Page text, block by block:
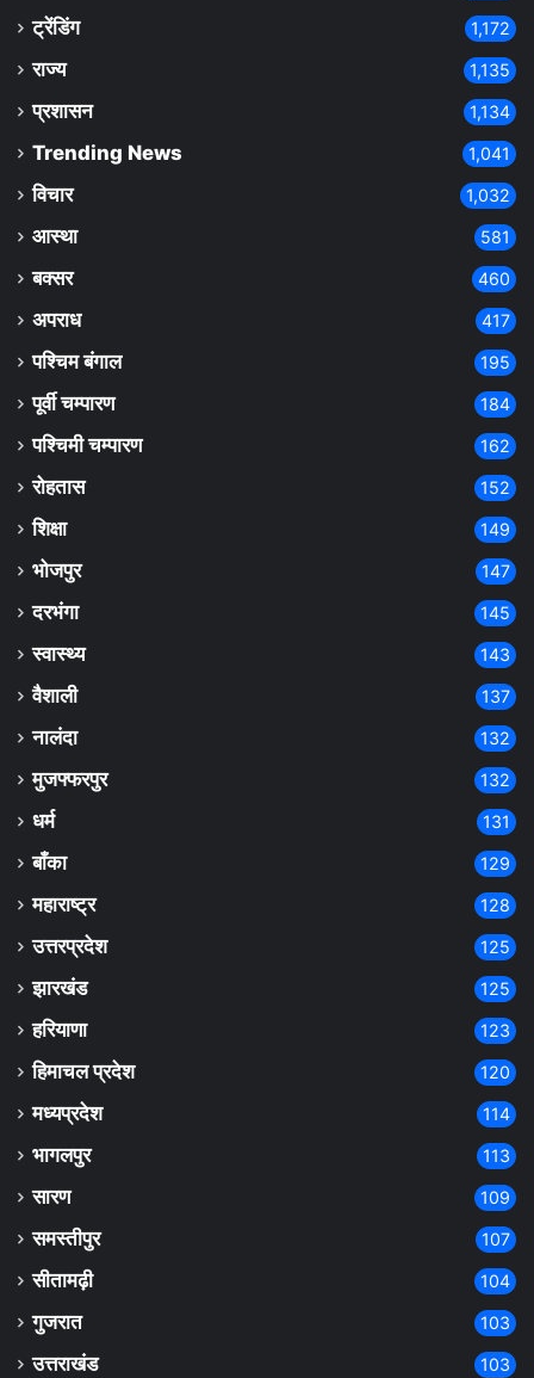
ट्रेंडिंग 1,172
राज्य 1,135
प्रशासन 1,134
Trending News 1,041
विचार 1,032
आस्था 581
बक्सर 460
अपराध 417
पश्चिम बंगाल 195
पूर्वी चम्पारण 184
पश्चिमी चम्पारण 162
रोहतास 152
शिक्षा 149
भोजपुर 147
दरभंगा 145
स्वास्थ्य 143
वैशाली 137
नालंदा 132
मुजफ्फरपुर 132
धर्म 131
बाँका 129
महाराष्ट्र 128
उत्तरप्रदेश 125
झारखंड 125
हरियाणा 123
हिमाचल प्रदेश 120
मध्यप्रदेश 114
भागलपुर 113
सारण 109
समस्तीपुर 107
सीतामढ़ी 104
गुजरात 103
उत्तराखंड 103